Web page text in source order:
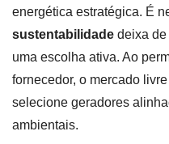
energética estratégica. É
sustentabilidade deixa de
uma escolha ativa. Ao
fornecedor, o mercado
selecione geradores
ambientais.